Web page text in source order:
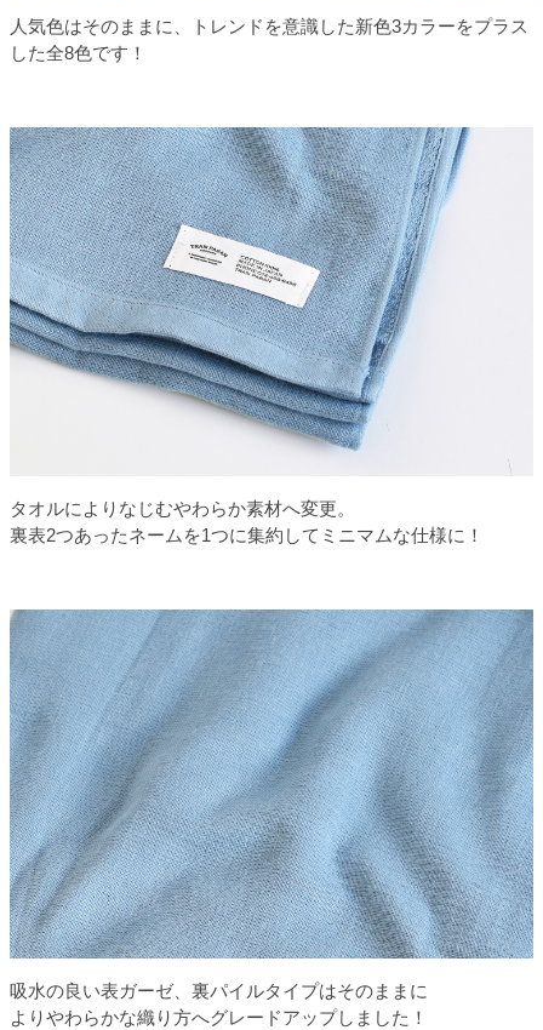
人気色はそのままに、トレンドを意識した新色3カラーをプラス
した全8色です！
タオルによりなじむやわらか素材へ変更。
裏表2つあったネームを1つに集約してミニマムな仕様に！
吸水の良い表ガーゼ、裏パイルタイプはそのままに
よりやわらかな織り方へグレードアップしました！